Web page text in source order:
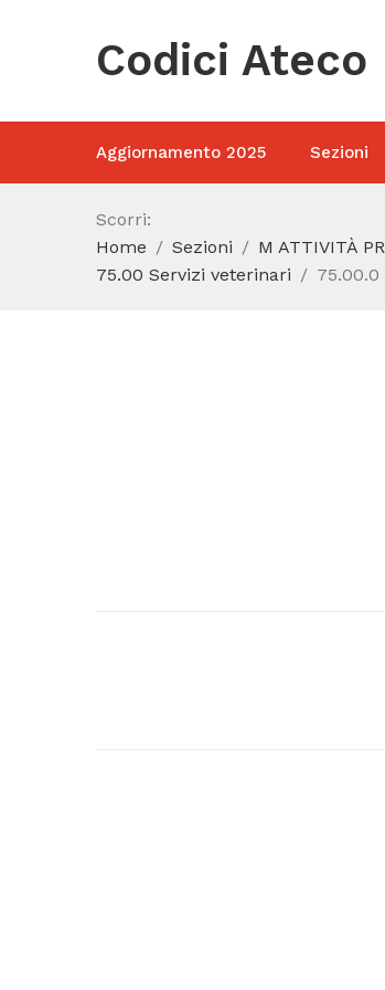
Codici Ateco
Aggiornamento 2025 Sezioni
Scorri:
Home
Sezioni M ATTIVITÀ
75.00 Servizi veterinari